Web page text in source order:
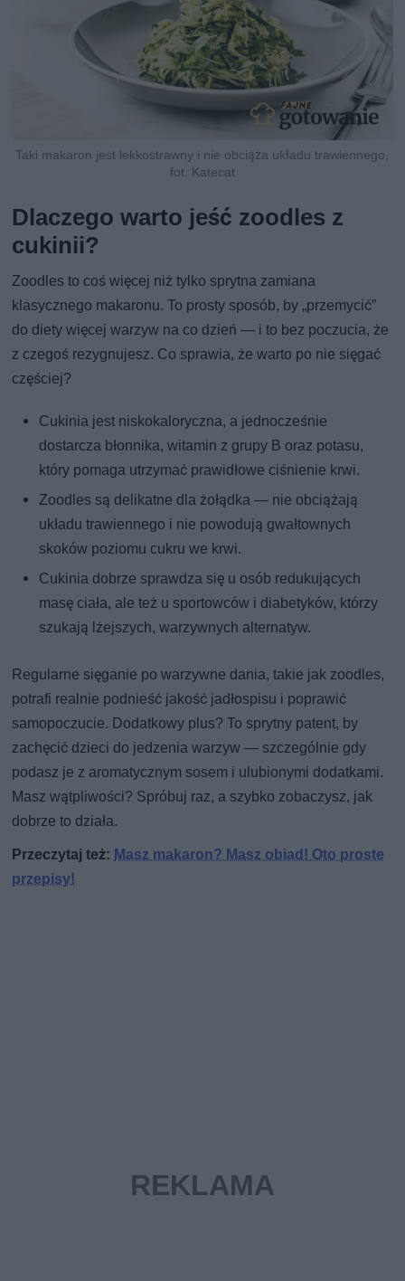
Taki makaron jest lekkostrawny i nie obciąża układu trawiennego,
fot. Katecat
Dlaczego warto jeść zoodles z
cukinii?
Zoodles to coś więcej niż tylko sprytna zamiana
klasycznego makaronu. To prosty sposób, by „przemycić”
do diety więcej warzyw na co dzień — i to bez poczucia, że
z czegoś rezygnujesz. Co sprawia, że warto po nie sięgać
częściej?
Cukinia jest niskokaloryczna, a jednocześnie
dostarcza błonnika, witamin z grupy B oraz potasu,
który pomaga utrzymać prawidłowe ciśnienie krwi.
Zoodles są delikatne dla żołądka — nie obciążają
układu trawiennego i nie powodują gwałtownych
skoków poziomu cukru we krwi.
Cukinia dobrze sprawdza się u osób redukujących
masę ciała, ale też u sportowców i diabetyków, którzy
szukają lżejszych, warzywnych alternatyw.
Regularne sięganie po warzywne dania, takie jak zoodles,
potrafi realnie podnieść jakość jadłospisu i poprawić
samopoczucie. Dodatkowy plus? To sprytny patent, by
zachęcić dzieci do jedzenia warzyw — szczególnie gdy
podasz je z aromatycznym sosem i ulubionymi dodatkami.
Masz wątpliwości? Spróbuj raz, a szybko zobaczysz, jak
dobrze to działa.
Przeczytaj też: Masz makaron? Masz obiad! Oto proste
przepisy!